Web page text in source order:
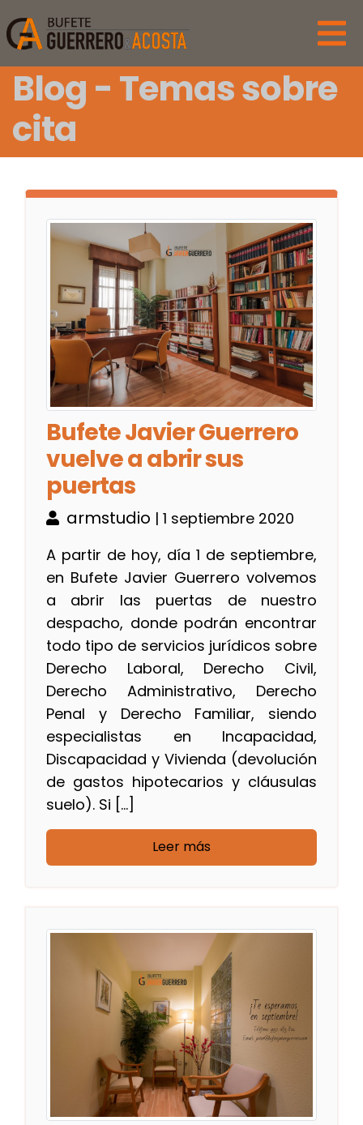
Blog - Temas sobre
cita
Bufete Javier Guerrero
vuelve a abrir sus
puertas
armstudio | 1 septiembre 2020
A partir de hoy, día 1 de septiembre,
en Bufete Javier Guerrero volvemos
a abrir las puertas de nuestro
despacho, donde podrán encontrar
todo tipo de servicios jurídicos sobre
Derecho Laboral, Derecho Civil,
Derecho Administrativo, Derecho
Penal y Derecho Familiar, siendo
especialistas en Incapacidad,
Discapacidad y Vivienda (devolución
de gastos hipotecarios y cláusulas
suelo). Si […]
Leer más